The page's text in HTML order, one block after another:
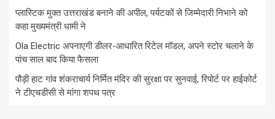
प्लास्टिक मुक्त उत्तराखंड बनाने की अपील, पर्यटकों से जिम्मेदारी निभाने को
कहा मुख्यमंत्री धामी ने
Ola Electric अपनाएगी डीलर-आधारित रिटेल मॉडल, अपने स्टोर चलाने के
पांच साल बाद किया फैसला
पौड़ी हाट गांव शंकराचार्य निर्मित मंदिर की सुरक्षा पर सुनवाई, रिपोर्ट पर हाईकोर्ट
ने टीएचडीसी से मांगा शपथ पत्र